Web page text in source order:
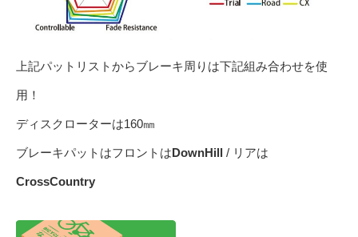
上記パットリストからブレーキ周りは下記組み合わせを使
用！
ディスクローターは160㎜
ブレーキパットはフロントはDownHill / リアは
CrossCountry